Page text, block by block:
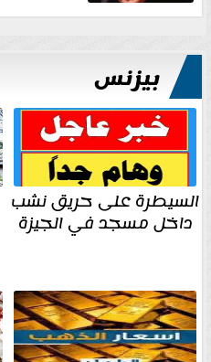
بيزنس
السيطرة على حريق نشب
داخل مسجد في الجيزة